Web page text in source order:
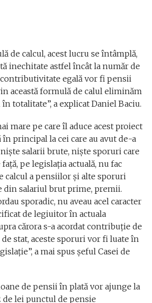
de calcul, acest lucru se întâmplă,
inechitate astfel încât la număr de
contributivitate egală vor fi pensii
această formulă de calul eliminăm
totalitate”, a explicat Daniel Baciu.
mare pe care îl aduce acest proiect
în principal la cei care au avut de-a
salarii brute, niște sporuri care
pe legislația actuală, nu fac
calcul a pensiilor și alte sporuri
din salariul brut prime, premii.
sporadic, nu aveau acel caracter
de legiuitor în actuala
cărora s-a acordat contribuție de
stat, aceste sporuri vor fi luate în
a mai spus șeful Casei de
de pensii în plată vor ajunge la
de lei punctul de pensie